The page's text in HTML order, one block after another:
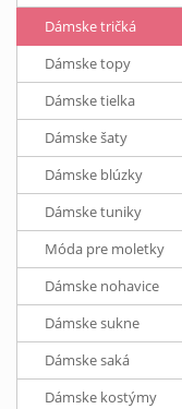
Dámske tričká
Dámske topy
Dámske tielka
Dámske šaty
Dámske blúzky
Dámske tuniky
Móda pre moletky
Dámske nohavice
Dámske sukne
Dámske saká
Dámske kostýmy